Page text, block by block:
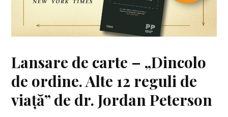
Lansare de carte – „Dincolo
de ordine. Alte 12 reguli de
viață” de dr. Jordan Peterson